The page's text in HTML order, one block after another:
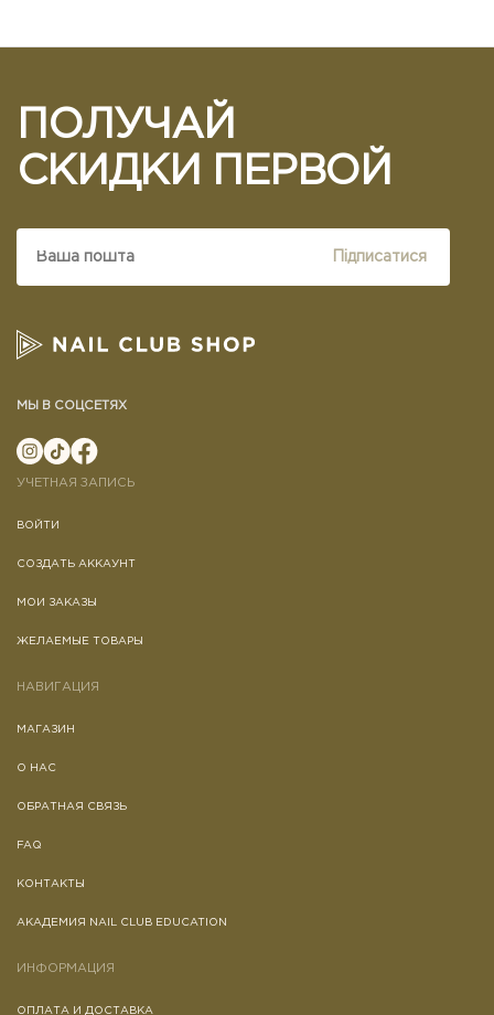
Используйте обычный текст.
Оценка: Плохо Хорошо
ПОЛУЧАЙ
СКИДКИ ПЕРВОЙ
Підписатися
МЫ В СОЦСЕТЯХ
УЧЕТНАЯ ЗАПИСЬ
ВОЙТИ
СОЗДАТЬ АККАУНТ
МОИ ЗАКАЗЫ
ЖЕЛАЕМЫЕ ТОВАРЫ
НАВИГАЦИЯ
МАГАЗИН
О НАС
ОБРАТНАЯ СВЯЗЬ
FAQ
КОНТАКТЫ
АКАДЕМИЯ NAIL CLUB EDUCATION
ИНФОРМАЦИЯ
ОПЛАТА И ДОСТАВКА